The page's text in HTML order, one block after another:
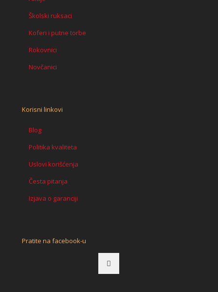
Školski ruksaci
Koferi i putne torbe
Rokovnici
Novčanici
Korisni linkovi
Blog
Politika kvaliteta
Uslovi korišćenja
Česta pitanja
Izjava o garanciji
Pratite na facebook-u